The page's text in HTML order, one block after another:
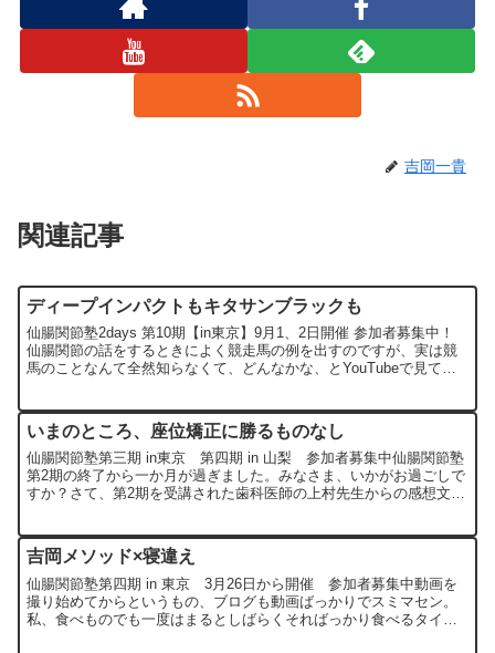
吉岡一貴
関連記事
ディープインパクトもキタサンブラックも
仙腸関節塾2days 第10期【in東京】9月1、2日開催 参加者募集中！
仙腸関節の話をするときによく競走馬の例を出すのですが、実は競
馬のことなんて全然知らなくて、どんなかな、とYouTubeで見てみ
いまのところ、座位矯正に勝るものなし
仙腸関節塾第三期 in東京 第四期 in 山梨 参加者募集中仙腸関節塾
第2期の終了から一か月が過ぎました。みなさま、いかがお過ごしで
すか？さて、第2期を受講された歯科医師の上村先生からの感想文の
吉岡メソッド×寝違え
仙腸関節塾第四期 in 東京 3月26日から開催 参加者募集中動画を
撮り始めてからというもの、ブログも動画ばっかりでスミマセン。
私、食べものでも一度はまるとしばらくそればっかり食べるタイプ